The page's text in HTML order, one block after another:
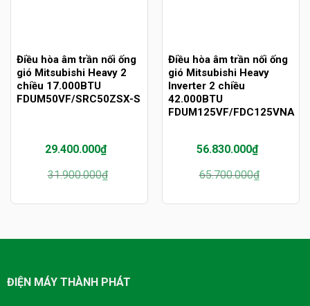
Điều hòa âm trần nối ống
gió Mitsubishi Heavy 2
chiều 17.000BTU
FDUM50VF/SRC50ZSX-S
31.900.000₫
Giá
gốc
31.900.000₫.
29.400.000₫
Giá
hiện
là:
Điều hòa âm trần nối ống
gió Mitsubishi Heavy
Inverter 2 chiều
42.000BTU
FDUM125VF/FDC125VNA
65.700.000₫
Giá
gốc
65.700.000₫.
56.830.000₫
Giá
hiện
là:
ĐIỆN MÁY THÀNH PHÁT